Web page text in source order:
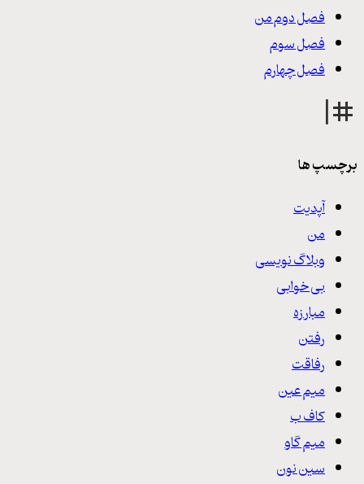
فصل دوم من
فصل سوم
فصل چهارم
برچسپ ها
آپدیت
من
وبلاگ نویسی
بی خوابی
مبارزه
رفتن
رفاقت
میم عین
کاف ب
میم گاو
سین نون